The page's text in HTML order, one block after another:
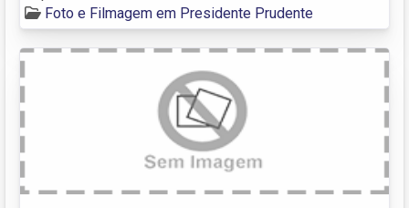
Foto e Filmagem em Presidente Prudente